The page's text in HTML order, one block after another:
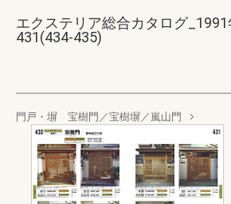
エクステリア総合カタログ
431(434-435)
門戸・塀 宝樹門／宝樹塀／嵐山門